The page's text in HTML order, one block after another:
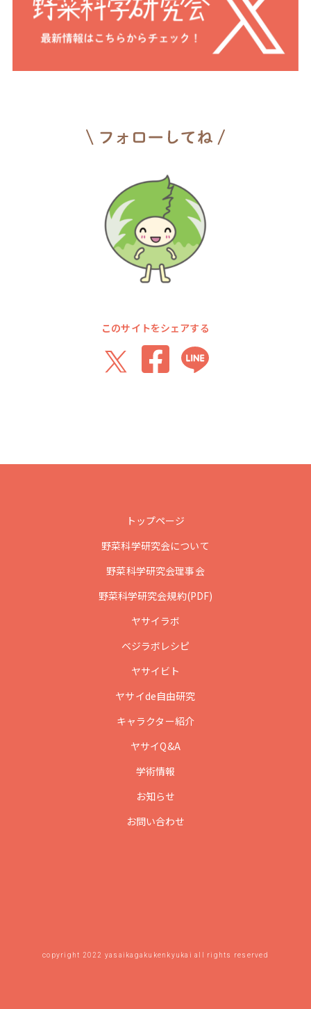
このサイトをシェアする
トップページ
野菜科学研究会について
野菜科学研究会理事会
野菜科学研究会規約(PDF)
ヤサイラボ
ベジラボレシピ
ヤサイビト
ヤサイde自由研究
キャラクター紹介
ヤサイQ&A
学術情報
お知らせ
お問い合わせ
copyright 2022 yasaikagakukenkyukai all rights reserved